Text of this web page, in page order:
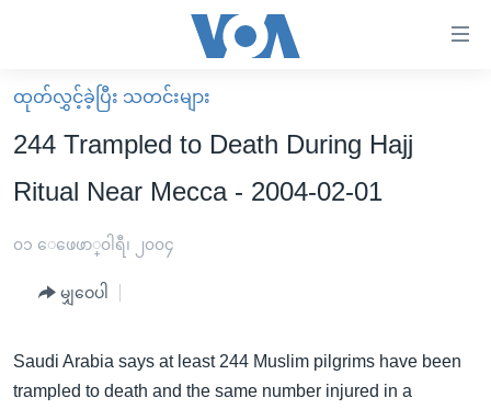
လွယ်ကူ
စေ
သည့်
များ
မူလစာမျက်နှာ
မြန်မာ
ကမ္ဘာ့သတင်းများ
အစ္စရေး-ပါလက်စတိုင်း
ရပ်ဝန်းတခု လမ်းတခု အလွန်
အင်္ဂလိပ်စာလေ့လာမယ်
အမေရိကန်သုံးအီဒီယံ
အပတ်စဉ်ကဏ္ဍများ
ထုတ်လွှင့်ခဲ့ပြီး သတင်းများ
244 Trampled to Death During Hajj
Ritual Near Mecca - 2004-02-01
၀၁ ေဖေဖာ္၀ါရီ၊ ၂၀၀၄
မျှဝေပါ
Saudi Arabia says at least 244 Muslim pilgrims have been
trampled to death and the same number injured in a